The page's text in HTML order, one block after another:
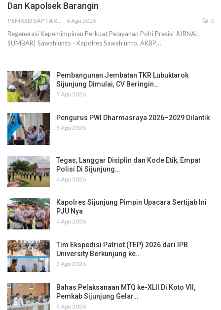
Dan Kapolsek Barangin
PEMRED SAPTARIUS 6 Agu 2026 0
Regenerasi Kepemimpinan Perkuat Pelayanan Polri Presisi JURNAL
SUMBAR| Sawahlunto - Kapolres Sawahlunto, AKBP…
Pembangunan Jembatan TKR Lubuktarok
Sijunjung Dimulai, CV Beringin…
5 Agu 2026
Pengurus PWI Dharmasraya 2026–2029 Dilantik
5 Agu 2026
Tegas, Langgar Disiplin dan Kode Etik, Empat
Polisi Di Sijunjung…
4 Agu 2026
Kapolres Sijunjung Pimpin Upacara Sertijab Ini
PJU Nya
4 Agu 2026
Tim Ekspedisi Patriot (TEP) 2026 dari IPB
University Berkunjung ke…
3 Agu 2026
Bahas Pelaksanaan MTQ ke-XLII Di Koto VII,
Pemkab Sijunjung Gelar…
3 Agu 2026